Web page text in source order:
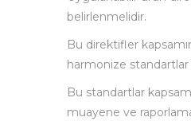
belirlenmelidir.
Bu direktifler
harmonize
Bu standartlar
muayene ve